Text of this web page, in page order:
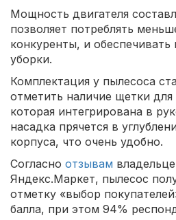
Мощность двигателя
позволяет потреблять
конкуренты, и обеспечивать
уборки.
Комплектация у пылесоса
отметить наличие щетки для
которая интегрирована в
насадка прячется в
корпуса, что очень удобно.
Согласно отзывам
Яндекс.Маркет, пылесос
отметку «выбор
балла, при этом 94%